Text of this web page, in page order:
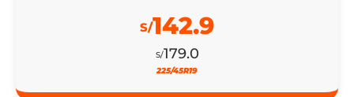
S/179.0
S/142.9
225/45R19